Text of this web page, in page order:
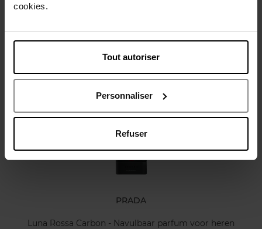
cookies.
Tout autoriser
Personnaliser
Refuser
Karakteristieken
Beleid inzake klantbeoordelingen
Nog iets vergeten ?
PRADA
Luna Rossa Carbon - Navulbaar parfum voor heren